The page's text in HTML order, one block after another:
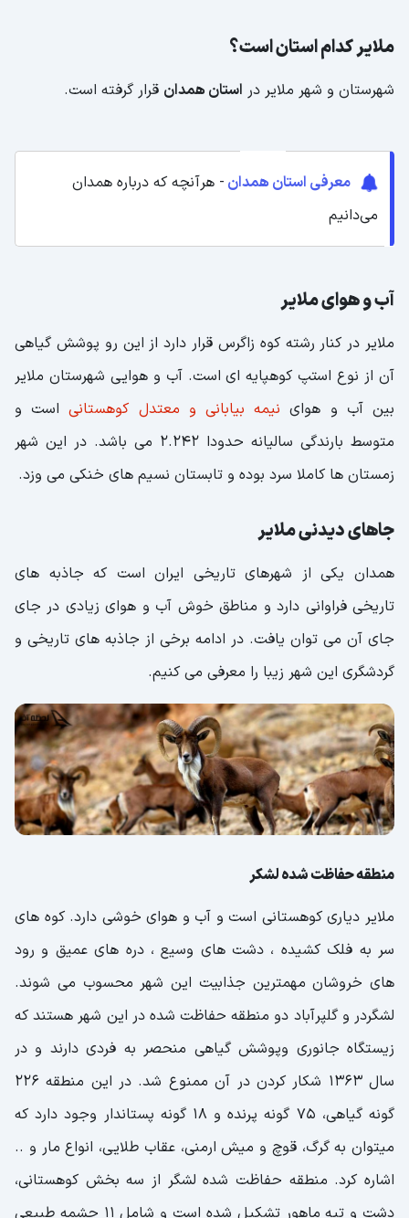
ملایر کدام استان است؟
شهرستان و شهر ملایر در استان همدان قرار گرفته است.
معرفی استان همدان - هرآنچه که درباره همدان
می‌دانیم
آب و هوای ملایر
ملایر در کنار رشته کوه زاگرس قرار دارد از این رو پوشش گیاهی
آن از نوع استپ کوهپایه ای است. آب و هوایی شهرستان ملایر
بین آب و هوای نیمه بیابانی و معتدل کوهستانیاست و
متوسط بارندگی سالیانه حدودا 2.242 می باشد. در این شهر
زمستان ها کاملا سرد بوده و تابستان نسیم های خنکی می وزد.
جاهای دیدنی ملایر
همدان یکی از شهرهای تاریخی ایران است که جاذبه های
تاریخی فراوانی دارد و مناطق خوش آب و هوای زیادی در جای
جای آن می توان یافت. در ادامه برخی از جاذبه های تاریخی و
گردشگری این شهر زیبا را معرفی می کنیم.
منطقه حفاظت شده لشکر
ملایر دیاری کوهستانی است و آب و هوای خوشی دارد. کوه های
سر به فلک کشیده ، دشت های وسیع ، دره های عمیق و رود
های خروشان مهمترین جذابیت این شهر محسوب می شوند.
لشگردر و گلپرآباد دو منطقه حفاظت شده در این شهر هستند که
زیستگاه جانوری وپوشش گیاهی منحصر به فردی دارند و در
سال 1363 شکار کردن در آن ممنوع شد. در این منطقه 226
گونه گیاهی، 75 گونه پرنده و 18 گونه پستاندار وجود دارد که
میتوان به گرگ، قوچ و میش ارمنی، عقاب طلایی، انواع مار و ..
اشاره کرد. منطقه حفاظت شده لشگر از سه بخش کوهستانی،
دشت و تپه ماهور تشکیل شده است و شامل 11 چشمه طبیعی